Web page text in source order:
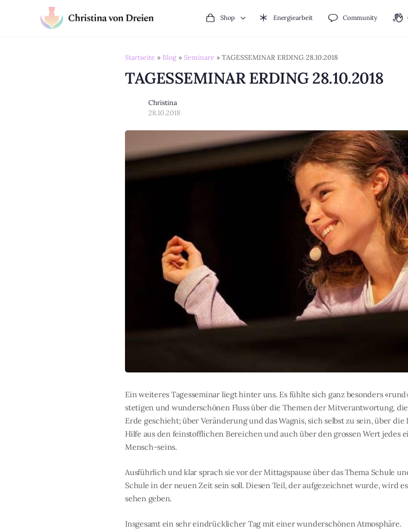
Shop Energiearbeit Community
Startseite » Blog » Seminare » TAGESSEMINAR ERDING 28.10.2018
TAGESSEMINAR ERDING 28.10.2018
Christina
28.10.2018
Ein weiteres Tagesseminar liegt hinter uns. Es fühlte sich ganz besonders
stetigen und wunderschönen Fluss über die Themen der Mitverantwortung,
Erde geschieht; über Veränderung und das Wagnis, sich selbst zu sein, über
Hilfe aus den feinstofflichen Bereichen und auch über den grossen Wert jedes
Mensch-seins.
Ausführlich und klar sprach sie vor der Mittagspause über das Thema Schule
Schule in der neuen Zeit sein soll. Diesen Teil, der aufgezeichnet wurde, wird
sehen geben.
Insgesamt ein sehr eindrücklicher Tag mit einer wunderschönen Atmosphäre.